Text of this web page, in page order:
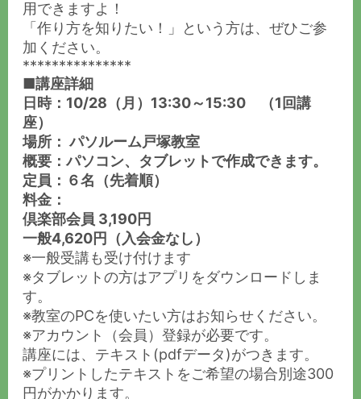
用できますよ！
「作り方を知りたい！」という方は、ぜひご参
加ください。
***************
■講座詳細
日時：10/28（月）13:30～15:30 （1回講
座）
場所： パソルーム戸塚教室
概要：パソコン、タブレットで作成できます。
定員：６名（先着順）
料金：
倶楽部会員 3,190円
一般4,620円（入会金なし）
※一般受講も受け付けます
※タブレットの方はアプリをダウンロードしま
す。
※教室のPCを使いたい方はお知らせください。
※アカウント（会員）登録が必要です。
講座には、テキスト(pdfデータ)がつきます。
※プリントしたテキストをご希望の場合別途300
円がかかります。